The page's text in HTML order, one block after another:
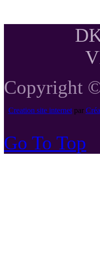
Copyright
Creation site internetpar
Go To Top